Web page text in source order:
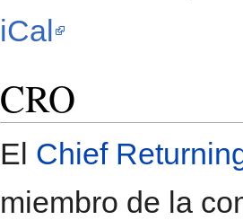
iCal
CRO
El Chief
miembro de la